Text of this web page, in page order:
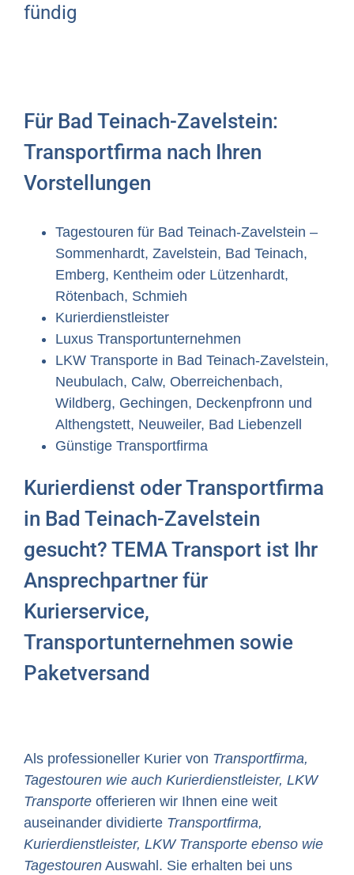
fündig
Für Bad Teinach-Zavelstein:
Transportfirma nach Ihren
Vorstellungen
Tagestouren für Bad Teinach-Zavelstein –
Sommenhardt, Zavelstein, Bad Teinach,
Emberg, Kentheim oder Lützenhardt,
Rötenbach, Schmieh
Kurierdienstleister
Luxus Transportunternehmen
LKW Transporte in Bad Teinach-Zavelstein,
Neubulach, Calw, Oberreichenbach,
Wildberg, Gechingen, Deckenpfronn und
Althengstett, Neuweiler, Bad Liebenzell
Günstige Transportfirma
Kurierdienst oder Transportfirma
in Bad Teinach-Zavelstein
gesucht? TEMA Transport ist Ihr
Ansprechpartner für
Kurierservice,
Transportunternehmen sowie
Paketversand
Als professioneller Kurier von Transportfirma,
Tagestouren wie auch Kurierdienstleister, LKW
Transporte offerieren wir Ihnen eine weit
auseinander dividierte Transportfirma,
Kurierdienstleister, LKW Transporte ebenso wie
Tagestouren Auswahl. Sie erhalten bei uns